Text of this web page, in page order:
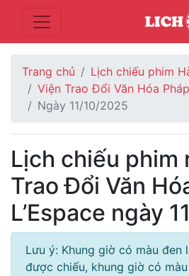
Trang chủ
Lịch chiếu phim
Viện Trao Đổi Văn Hóa Pháp
Ngày 11/10/2025
Lịch chiếu phim
Trao Đổi Văn
L’Espace ngày
Lưu ý: Khung giờ có màu đen
được chiếu, khung giờ có